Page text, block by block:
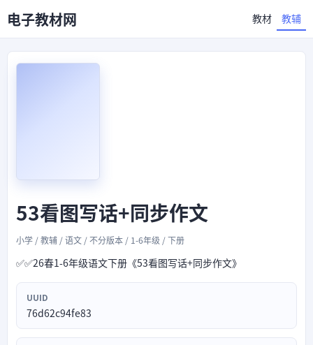
电子教材网 教材 教辅
53看图写话+同步作文
小学 / 教辅 / 语文 / 不分版本 / 1-6年级 / 下册
✅✅26春1-6年级语文下册《53看图写话+同步作文》
UUID
76d62c94fe83